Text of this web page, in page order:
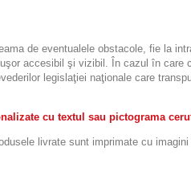
de eventualele obstacole, fie la
accesibil şi vizibil. În cazul în care
legislaţiei naţionale care
cu textul sau pictograma
livrate sunt imprimate cu